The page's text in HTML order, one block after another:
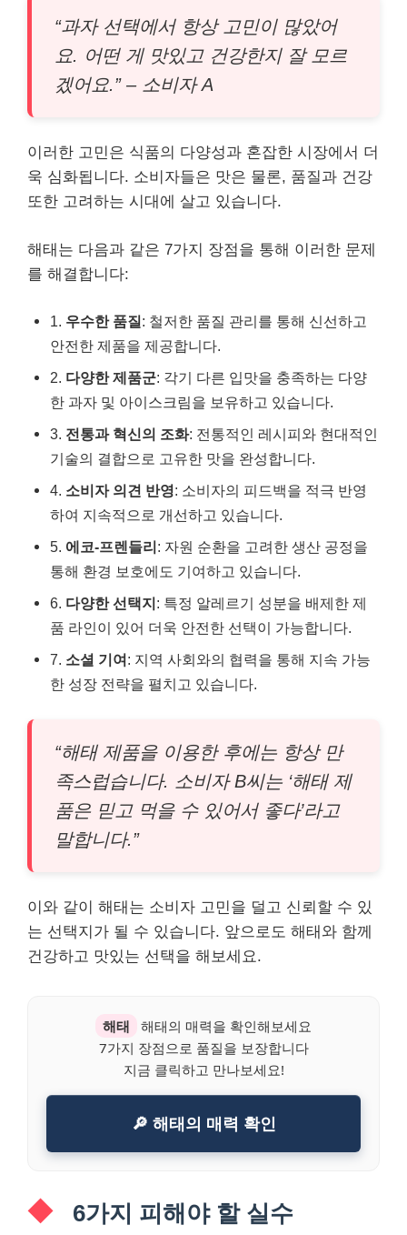
“과자 선택에서 항상 고민이 많았어
요. 어떤 게 맛있고 건강한지 잘 모르
겠어요.” – 소비자 A
이러한 고민은 식품의 다양성과 혼잡한 시장에서 더
욱 심화됩니다. 소비자들은 맛은 물론, 품질과 건강
또한 고려하는 시대에 살고 있습니다.
해태는 다음과 같은 7가지 장점을 통해 이러한 문제
를 해결합니다:
1. 우수한 품질: 철저한 품질 관리를 통해 신선하고
안전한 제품을 제공합니다.
2. 다양한 제품군: 각기 다른 입맛을 충족하는 다양
한 과자 및 아이스크림을 보유하고 있습니다.
3. 전통과 혁신의 조화: 전통적인 레시피와 현대적인
기술의 결합으로 고유한 맛을 완성합니다.
4. 소비자 의견 반영: 소비자의 피드백을 적극 반영
하여 지속적으로 개선하고 있습니다.
5. 에코-프렌들리: 자원 순환을 고려한 생산 공정을
통해 환경 보호에도 기여하고 있습니다.
6. 다양한 선택지: 특정 알레르기 성분을 배제한 제
품 라인이 있어 더욱 안전한 선택이 가능합니다.
7. 소셜 기여: 지역 사회와의 협력을 통해 지속 가능
한 성장 전략을 펼치고 있습니다.
“해태 제품을 이용한 후에는 항상 만
족스럽습니다. 소비자 B씨는 ‘해태 제
품은 믿고 먹을 수 있어서 좋다’라고
말합니다.”
이와 같이 해태는 소비자 고민을 덜고 신뢰할 수 있
는 선택지가 될 수 있습니다. 앞으로도 해태와 함께
건강하고 맛있는 선택을 해보세요.
해태
해태의 매력을 확인해보세요
7가지 장점으로 품질을 보장합니다
지금 클릭하고 만나보세요!
🔎 해태의 매력 확인
6가지 피해야 할 실수